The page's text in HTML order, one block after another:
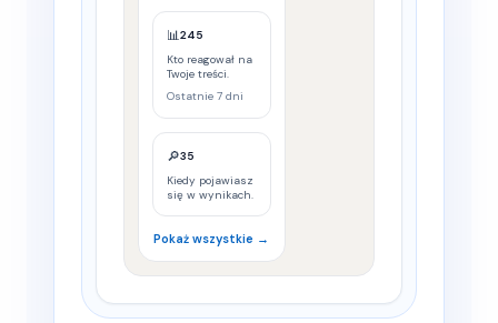
📊245
Kto reagował na
Twoje treści.
Ostatnie 7 dni
🔎35
Kiedy pojawiasz
się w wynikach.
Pokaż wszystkie →